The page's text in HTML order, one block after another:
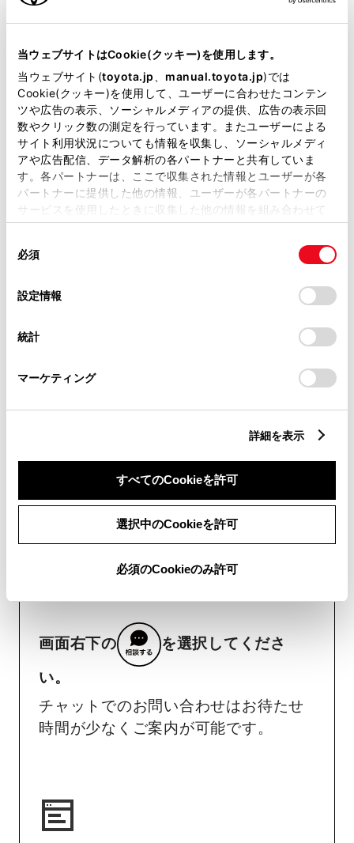
当ウェブサイトはCookie(クッキー)を使用します。
当ウェブサイト(toyota.jp manual.toyota.jp)では
Cookie(クッキー)を使用して、ユーザーに合わせたコンテン
ツや広告の表示、ソーシャルメディアの提供、広告の表示回
数やクリック数の測定を行っています。またユーザーによる
サイト利用状況についても情報を収集し、ソーシャルメディ
アや広告配信、データ解析の各パートナーと共有していま
す。各パートナーは、ここで収集された情報とユーザーが各
パートナーに提供した他の情報、ユーザーが各パートナーの
サービスを使用したときに収集した他の情報を組み合わせて
使用することがあります。当ウェブサイトの使用を続行する
デバイスにすべてのCookie(クッキー)が保存されることに同
意したことになります。Cookie(クッキー)のオプトアウト、
設定の変更、同意を撤回したりするにあたっては、当社の
「Cookie（クッキー）情報の取り扱いについて
」をご覧くだ
必須
設定情報
統計
マーケティング
詳細を表示
すべてのCookieを許可
選択中のCookieを許可
必須のCookieのみ許可
状況が分かりかねます）
純正部品の品番、価格、取り付
け工賃等の詳細情報（部品の販
売、取り付け等は販売店を窓口
にご相談いただけますと幸いで
す）
トヨタ販売店へのお問い合わせ
等
おクルマに関するお問い合わせ
用意いただくとスムーズな対応
が可能です。
リコール等情報はこちら
チャットでお問い合わせ
受付：10:00～18:00
画面右下の を選択してくださ
い。
チャットでのお問い合わせはお待たせ
時間が少なくご案内が可能です。